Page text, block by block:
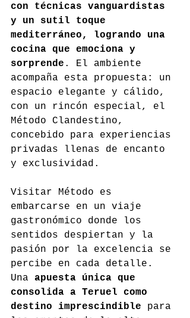
con técnicas vanguardistas
y un sutil toque
mediterráneo, logrando una
cocina que emociona y
sorprende . El ambiente
acompaña esta propuesta: un
espacio elegante y cálido,
con un rincón especial, el
Método Clandestino,
concebido para experiencias
privadas llenas de encanto
y exclusividad.
Visitar Método es
embarcarse en un viaje
gastronómico donde los
sentidos despiertan y la
pasión por la excelencia se
percibe en cada detalle.
Una apuesta única que
consolida a Teruel como
destino imprescindible para